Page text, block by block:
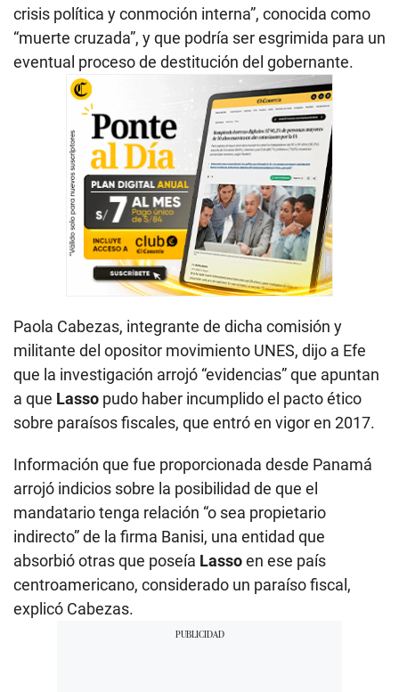
crisis política y conmoción interna”, conocida como
“muerte cruzada”, y que podría ser esgrimida para un
eventual proceso de destitución del gobernante.
Paola Cabezas, integrante de dicha comisión y
militante del opositor movimiento UNES, dijo a Efe
que la investigación arrojó “evidencias” que apuntan
a que Lasso pudo haber incumplido el pacto ético
sobre paraísos fiscales, que entró en vigor en 2017.
Información que fue proporcionada desde Panamá
arrojó indicios sobre la posibilidad de que el
mandatario tenga relación “o sea propietario
indirecto” de la firma Banisi, una entidad que
absorbió otras que poseía Lassoen ese país
centroamericano, considerado un paraíso fiscal,
explicó Cabezas.